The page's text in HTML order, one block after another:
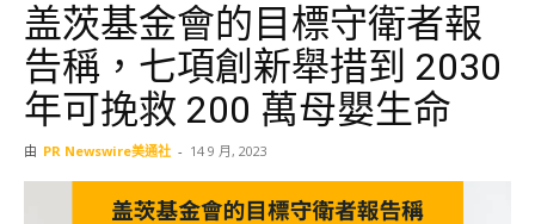
盖茨基金會的目標守衛者報
告稱，七項創新舉措到 2030
年可挽救 200 萬母嬰生命
由 PR Newswire美通社 - 14 9 月, 2023